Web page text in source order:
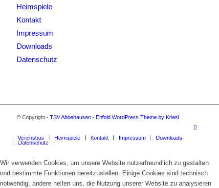
Heimspiele
Kontakt
Impressum
Downloads
Datenschutz
© Copyright - TSV Abbehausen- Enfold WordPress Theme by Kriesi
Vereinsbus Heimspiele Kontakt Impressum
Downloads
Datenschutz
Wir verwenden Cookies, um unsere Website nutzerfreundlich zu gestalten
und bestimmte Funktionen bereitzustellen. Einige Cookies sind technisch
notwendig, andere helfen uns, die Nutzung unserer Website zu analysieren